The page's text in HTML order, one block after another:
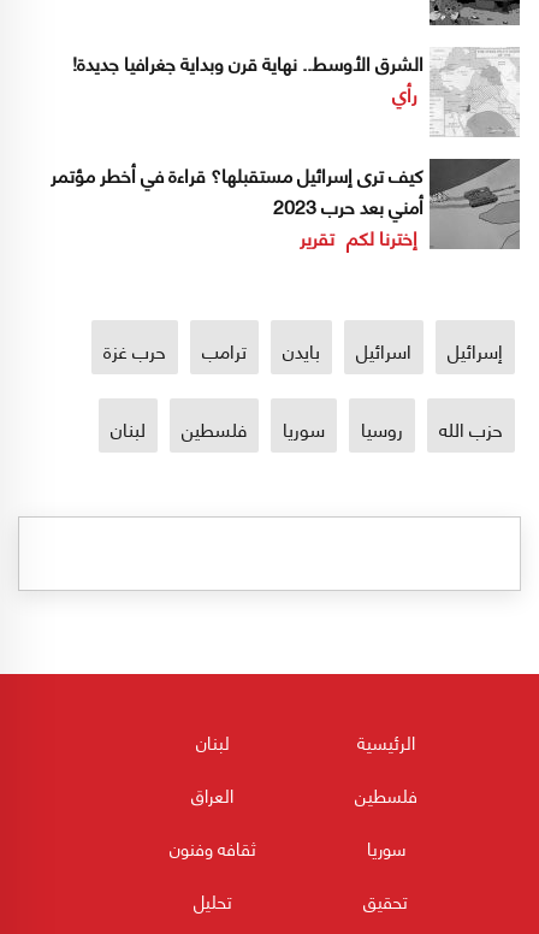
الشرق الأوسط.. نهاية قرن وبداية جغرافيا جديدة!
رأي
كيف ترى إسرائيل مستقبلها؟ قراءة في أخطر مؤتمر
أمني بعد حرب 2023
إخترنا لكم تقرير
إسرائيل اسرائيل بايدن ترامب حرب غزة
حزب الله روسيا سوريا فلسطين لبنان
الرئيسية
لبنان
فلسطين
العراق
سوريا
ثقافه وفنون
تحقيق
تحليل